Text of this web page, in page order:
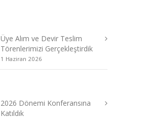
Üye Alım ve Devir Teslim
Törenlerimizi Gerçekleştirdik
1 Haziran 2026
2026 Dönemi Konferansına
Katıldık